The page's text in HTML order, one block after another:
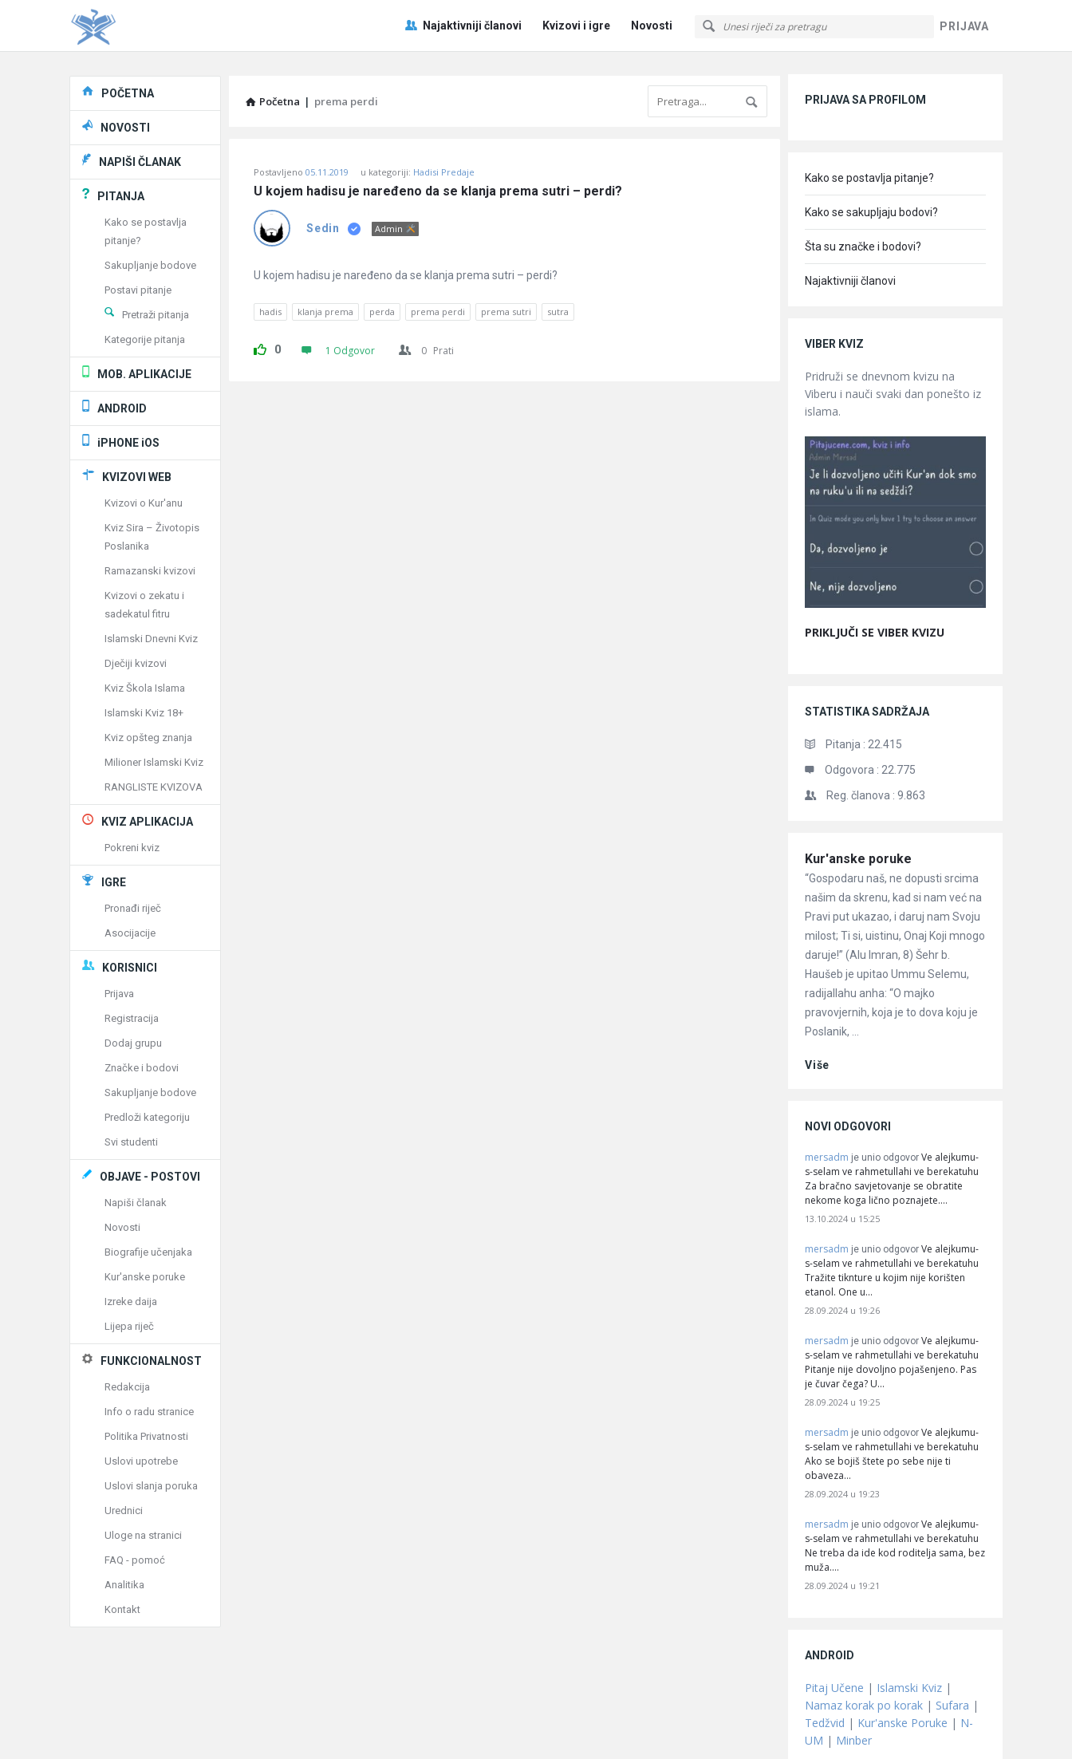
PRIJAVA
Pitaj
Učene
Najaktivniji članovi Kvizovi i igre Novosti
Početna | prema perdi
Učene
Latest
Pitanja
Postavljeno 05.11.2019 u kategoriji: Hadisi Predaje
U kojem hadisu je naređeno da se klanja prema sutri – perdi?
Sedin Admin
U kojem hadisu je naređeno da se klanja prema sutri – perdi?
hadis klanja prema perda prema perdi prema sutri sutra
0 1 Odgovor 0 Prati
PRIJAVA SA PROFILOM
Kako se postavlja pitanje?
Kako se sakupljaju bodovi?
Šta su značke i bodovi?
Najaktivniji članovi
VIBER KVIZ
Pridruži se dnevnom kvizu na
Viberu i nauči svaki dan ponešto iz
islama.
PRIKLJUČI SE VIBER KVIZU
STATISTIKA SADRŽAJA
Pitanja : 22.415
Odgovora : 22.775
Reg. članova : 9.863
Članci
Kur'anske poruke
“Gospodaru naš, ne dopusti srcima
našim da skrenu, kad si nam već na
Pravi put ukazao, i daruj nam Svoju
milost; Ti si, uistinu, Onaj Koji mnogo
daruje!” (Alu Imran, 8) Šehr b.
Haušeb je upitao Ummu Selemu,
radijallahu anha: “O majko
pravovjernih, koja je to dova koju je
Poslanik, ...
Više
NOVI ODGOVORI
mersadm je unio odgovor Ve alejkumu-
s-selam ve rahmetullahi ve berekatuhu
Za bračno savjetovanje se obratite
nekome koga lično poznajete.…
13.10.2024 u 15:25
mersadm je unio odgovor Ve alejkumu-
s-selam ve rahmetullahi ve berekatuhu
Tražite tiknture u kojim nije korišten
etanol. One u…
28.09.2024 u 19:26
mersadm je unio odgovor Ve alejkumu-
s-selam ve rahmetullahi ve berekatuhu
Pitanje nije dovoljno pojašenjeno. Pas
je čuvar čega? U…
28.09.2024 u 19:25
mersadm je unio odgovor Ve alejkumu-
s-selam ve rahmetullahi ve berekatuhu
Ako se bojiš štete po sebe nije ti
obaveza…
28.09.2024 u 19:23
mersadm je unio odgovor Ve alejkumu-
s-selam ve rahmetullahi ve berekatuhu
Ne treba da ide kod roditelja sama, bez
muža.…
28.09.2024 u 19:21
ANDROID
Pitaj Učene | Islamski Kviz |
Namaz korak po korak | Sufara |
Tedžvid | Kur'anske Poruke | N-
UM | Minber
Explore
POČETNA
NOVOSTI
NAPIŠI ČLANAK
PITANJA
Kako se postavlja
pitanje?
Sakupljanje bodove
Postavi pitanje
Pretraži pitanja
Kategorije pitanja
MOB. APLIKACIJE
ANDROID
iPHONE iOS
KVIZOVI WEB
Kvizovi o Kur'anu
Kviz Sira – Životopis
Poslanika
Ramazanski kvizovi
Kvizovi o zekatu i
sadekatul fitru
Islamski Dnevni Kviz
Dječiji kvizovi
Kviz Škola Islama
Islamski Kviz 18+
Kviz opšteg znanja
Milioner Islamski Kviz
RANGLISTE KVIZOVA
KVIZ APLIKACIJA
Pokreni kviz
IGRE
Pronađi riječ
Asocijacije
KORISNICI
Prijava
Registracija
Dodaj grupu
Značke i bodovi
Sakupljanje bodove
Predloži kategoriju
Svi studenti
OBJAVE - POSTOVI
Napiši članak
Novosti
Biografije učenjaka
Kur'anske poruke
Izreke daija
Lijepa riječ
FUNKCIONALNOST
Redakcija
Info o radu stranice
Politika Privatnosti
Uslovi upotrebe
Uslovi slanja poruka
Urednici
Uloge na stranici
FAQ - pomoć
Analitika
Kontakt